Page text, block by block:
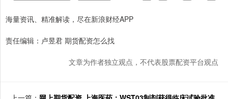
海量资讯、精准解读，尽在新浪财经APP
责任编辑：卢昱君 期货配资怎么找
文章为作者独立观点，不代表股票配资平台观点